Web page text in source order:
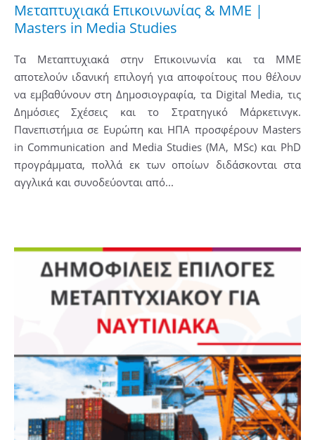
Μεταπτυχιακά Επικοινωνίας & ΜΜΕ |
Masters in Media Studies
Τα Μεταπτυχιακά στην Επικοινωνία και τα ΜΜΕ
αποτελούν ιδανική επιλογή για αποφοίτους που θέλουν
να εμβαθύνουν στη Δημοσιογραφία, τα Digital Media, τις
Δημόσιες Σχέσεις και το Στρατηγικό Μάρκετινγκ.
Πανεπιστήμια σε Ευρώπη και ΗΠΑ προσφέρουν Masters
in Communication and Media Studies (MA, MSc) και PhD
προγράμματα, πολλά εκ των οποίων διδάσκονται στα
αγγλικά και συνοδεύονται από...